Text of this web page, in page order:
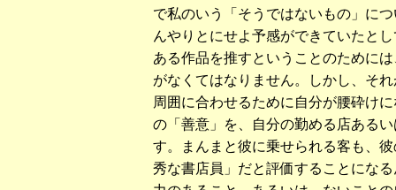
で私のいう「そうではないもの」に
んやりとにせよ予感ができていたと
ある作品を推すということのために
がなくてはなりません。しかし、そ
周囲に合わせるために自分が腰砕け
の「善意」を、自分の勤める店ある
す。まんまと彼に乗せられる客も、
秀な書店員」だと評価することにな